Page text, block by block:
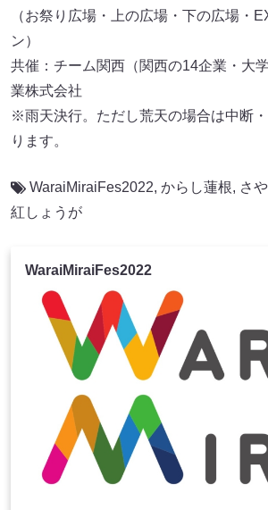
（お祭り広場・上の広場・下の広場・
ン）
共催：チーム関西（関西の14企業・大
業株式会社
※雨天決行。ただし荒天の場合は中断
ります。
WaraiMiraiFes2022, からし蓮根, さ
紅しょうが
WaraiMiraiFes2022